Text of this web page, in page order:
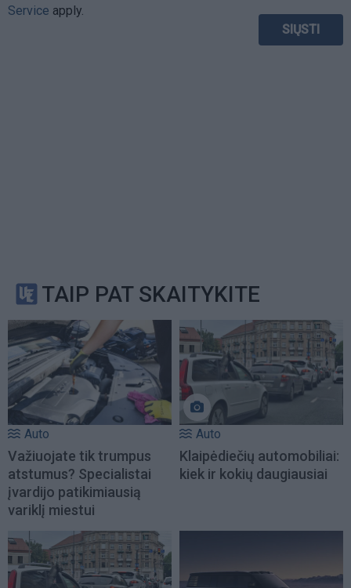
Service apply.
TAIP PAT SKAITYKITE
Auto
Važiuojate tik trumpus
atstumus? Specialistai
įvardijo patikimiausią
variklį miestui
Auto
Klaipėdiečių automobiliai:
kiek ir kokių daugiausiai